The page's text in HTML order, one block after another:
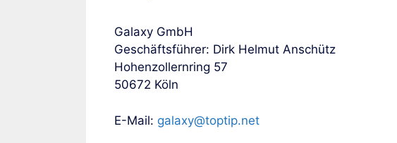
Galaxy GmbH
Geschäftsführer: Dirk Helmut Anschütz
Hohenzollernring 57
50672 Köln
E-Mail: galaxy@toptip.net